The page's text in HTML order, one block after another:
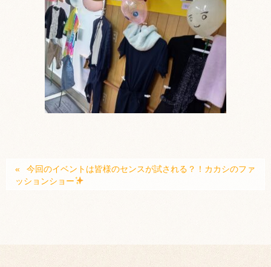
今回のイベントは皆様のセンスが試される？！カカシのファ
ッションショー